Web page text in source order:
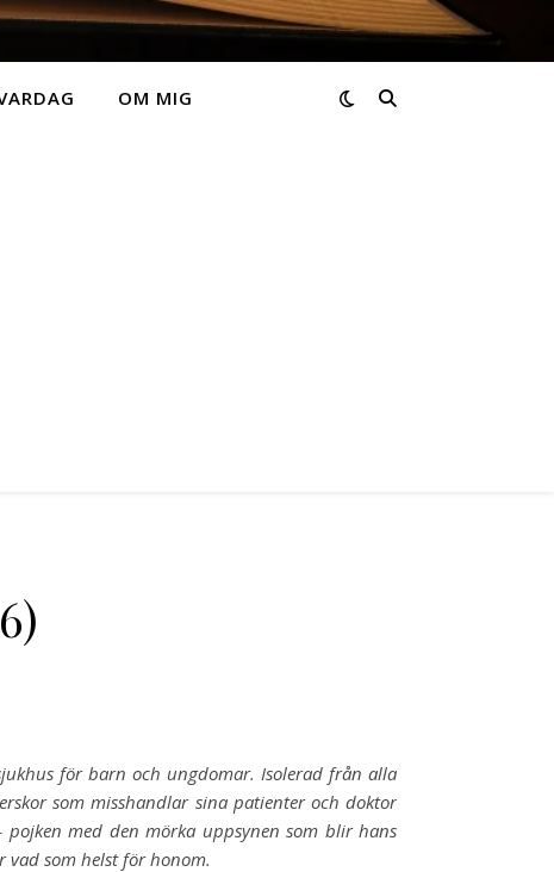
OM MIG
för barn och ungdomar. Isolerad från alla
som misshandlar sina patienter och doktor
med den mörka uppsynen som blir hans
vad som helst för honom.